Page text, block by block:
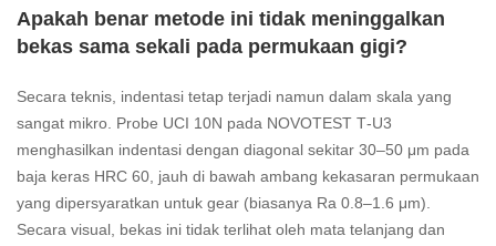
Apakah benar metode ini tidak meninggalkan
bekas sama sekali pada permukaan gigi?
Secara teknis, indentasi tetap terjadi namun dalam skala yang
sangat mikro. Probe UCI 10N pada NOVOTEST T‑U3
menghasilkan indentasi dengan diagonal sekitar 30–50 μm pada
baja keras HRC 60, jauh di bawah ambang kekasaran permukaan
yang dipersyaratkan untuk gear (biasanya Ra 0.8–1.6 μm).
Secara visual, bekas ini tidak terlihat oleh mata telanjang dan